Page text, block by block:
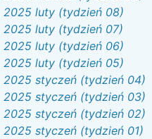
2025 luty (tydzień 08)
2025 luty (tydzień 07)
2025 luty (tydzień 06)
2025 luty (tydzień 05)
2025 styczeń (tydzień 04)
2025 styczeń (tydzień 03)
2025 styczeń (tydzień 02)
2025 styczeń (tydzień 01)